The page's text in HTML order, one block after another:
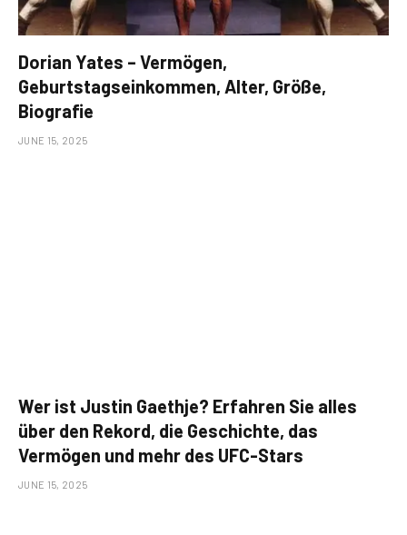
Dorian Yates – Vermögen,
Geburtstagseinkommen, Alter, Größe,
Biografie
JUNE 15, 2025
Wer ist Justin Gaethje? Erfahren Sie alles
über den Rekord, die Geschichte, das
Vermögen und mehr des UFC-Stars
JUNE 15, 2025